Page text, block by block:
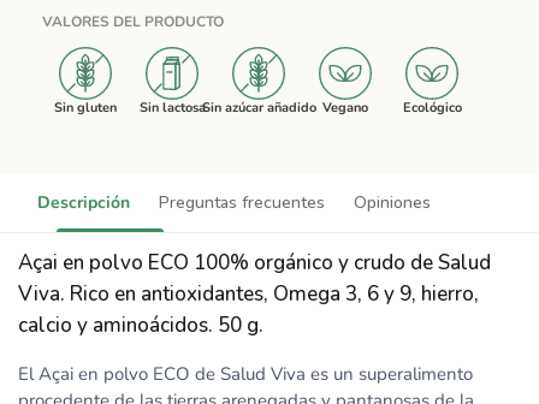
VALORES DEL PRODUCTO
Sin gluten Sin lactosaSin azúcar añadido Vegano Ecológico
Descripción Preguntas frecuentes Opiniones
Açai en polvo ECO 100% orgánico y crudo de Salud
Viva. Rico en antioxidantes, Omega 3, 6 y 9, hierro,
calcio y aminoácidos. 50 g.
El Açai en polvo ECO de Salud Viva es un superalimento